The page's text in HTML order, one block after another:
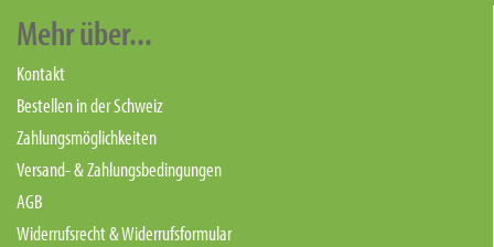
Mehr über...
Kontakt
Bestellen in der Schweiz
Zahlungsmöglichkeiten
Versand- & Zahlungsbedingungen
AGB
Widerrufsrecht & Widerrufsformular